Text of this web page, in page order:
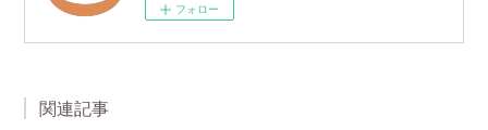
フォロー
関連記事